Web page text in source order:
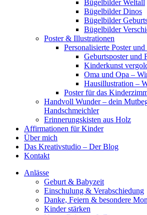
Bügelbilder Weltall
Bügelbilder Dinos
Bügelbilder
Bügelbilder
Poster & Illustrationen
Personalisierte Poster
Geburtsposter und
Kinderkunst
Oma und Opa –
Hausillustration –
Poster für das
Handvoll Wunder – dein
Handschmeichler
Erinnerungskisten aus Holz
Affirmationen für Kinder
Über mich
Das Kreativstudio – Der Blog
Kontakt
Anlässe
Geburt & Babyzeit
Einschulung & Verabschiedung
Danke, Feiern & besondere
Kinder stärken